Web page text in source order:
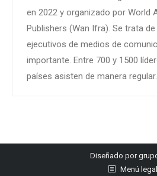
en 2022 y organizado por World
Publishers (Wan Ifra). Se trata
ejecutivos de medios de
importante. Entre 700 y 1500
países asisten de manera regular.
Diseñado por
Menú legal